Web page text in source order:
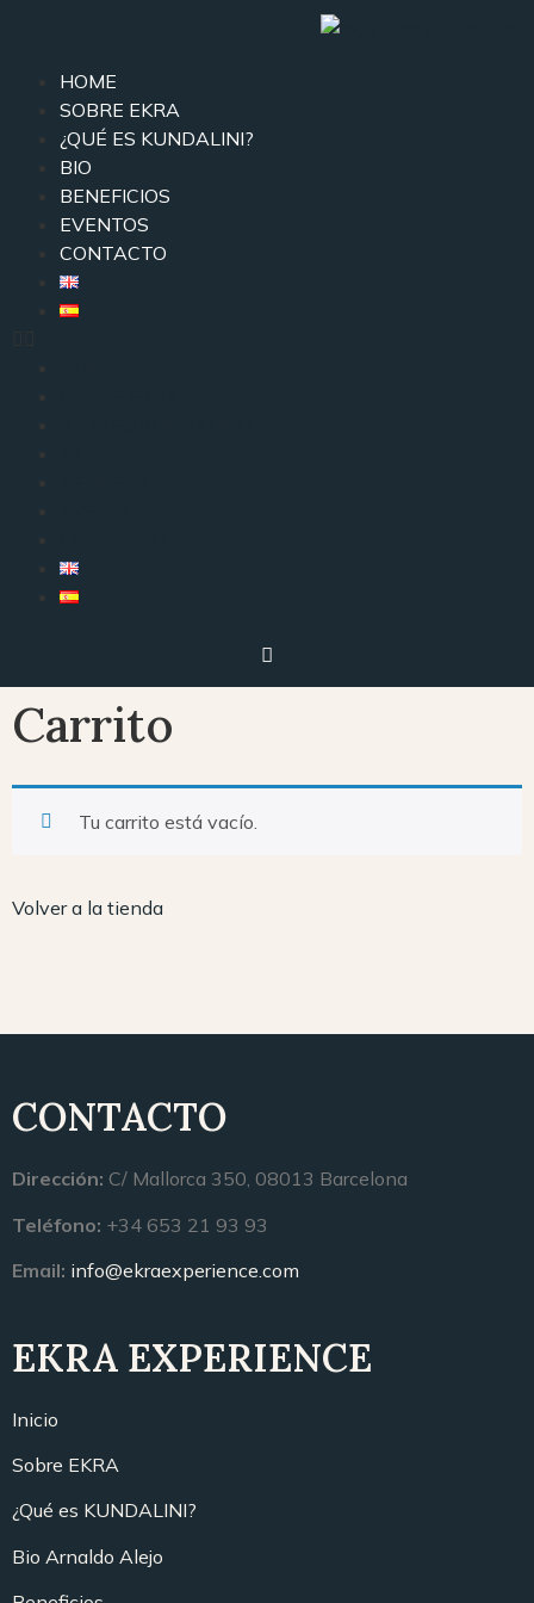
HOME
SOBRE EKRA
¿QUÉ ES KUNDALINI?
BIO
BENEFICIOS
EVENTOS
CONTACTO
Carrito
Tu carrito está vacío.
Volver a la tienda
CONTACTO
Dirección: C/ Mallorca 350, 08013 Barcelona
Teléfono: +34 653 21 93 93
Email: info@ekraexperience.com
EKRA EXPERIENCE
Inicio
Sobre EKRA
¿Qué es KUNDALINI?
Bio Arnaldo Alejo